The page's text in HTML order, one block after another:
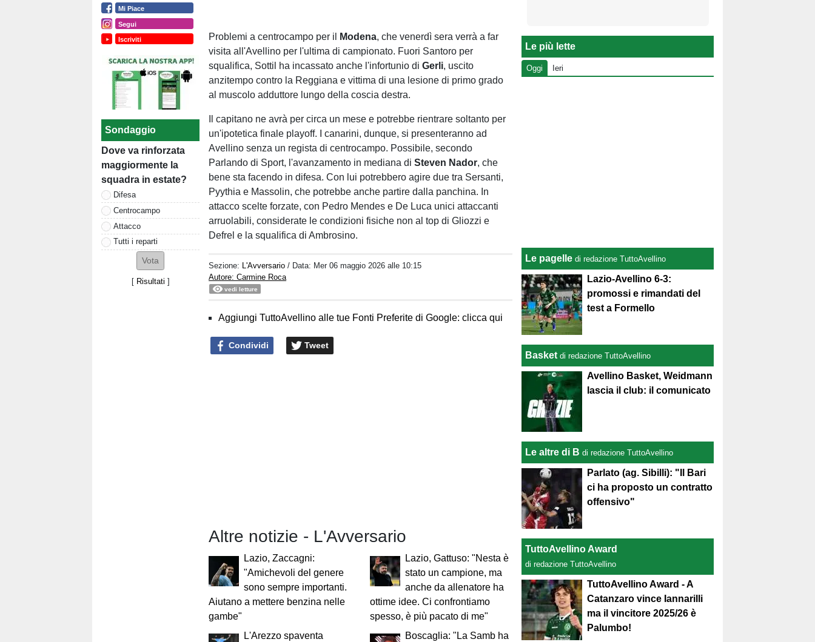
Mi Piace
Segui
Iscriviti
Sondaggio
Dove va rinforzata
maggiormente la
squadra in estate?
Difesa
Centrocampo
Attacco
Tutti i reparti
[ Risultati ]
Problemi a centrocampo per il Modena, che venerdì sera verrà a far
visita all'Avellino per l'ultima di campionato. Fuori Santoro per
squalifica, Sottil ha incassato anche l'infortunio diGerli, uscito
anzitempo contro la Reggiana e vittima di una lesione di primo grado
al muscolo adduttore lungo della coscia destra.
Il capitano ne avrà per circa un mese e potrebbe rientrare soltanto per
un'ipotetica finale playoff. I canarini, dunque, si presenteranno ad
Avellino senza un regista di centrocampo. Possibile, secondo
Parlando di Sport, l'avanzamento in mediana diSteven Nador, che
bene sta facendo in difesa. Con lui potrebbero agire due tra Sersanti,
Pyythia e Massolin, che potrebbe anche partire dalla panchina. In
attacco scelte forzate, con Pedro Mendes e De Luca unici attaccanti
arruolabili, considerate le condizioni fisiche non al top di Gliozzi e
Defrel e la squalifica di Ambrosino.
Sezione: L'Avversario / Data: Mer 06 maggio 2026 alle 10:15
Autore: Carmine Roca
vedi letture
Aggiungi TuttoAvellino alle tue Fonti Preferite di Google: clicca qui
Condividi Tweet
Altre notizie - L'Avversario
Lazio, Zaccagni:
"Amichevoli del genere
sono sempre importanti.
Aiutano a mettere benzina nelle
gambe"
Lazio, Gattuso: "Nesta è
stato un campione, ma
anche da allenatore ha
ottime idee. Ci confrontiamo
spesso, è più pacato di me"
L'Arezzo spaventa
Boscaglia: "La Samb ha
Le più lette
Oggi Ieri
Le pagelle di redazione TuttoAvellino
Lazio-Avellino 6-3:
promossi e rimandati del
test a Formello
Basket di redazione TuttoAvellino
Avellino Basket, Weidmann
lascia il club: il comunicato
Le altre di B di redazione TuttoAvellino
Parlato (ag. Sibilli): "Il Bari
ci ha proposto un contratto
offensivo"
TuttoAvellino Award
di redazione TuttoAvellino
TuttoAvellino Award - A
Catanzaro vince Iannarilli
ma il vincitore 2025/26 è
Palumbo!